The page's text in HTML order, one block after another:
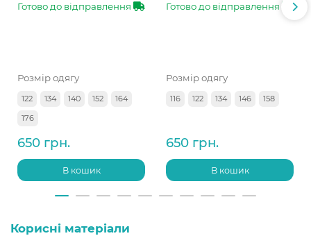
Готово до відправлення
Розмір одягу
122 134 140 152
164
176
650 грн.
В кошик
Готово до відправлення
Розмір одягу
116 122 134 146 158
650 грн.
В кошик
Корисні матеріали